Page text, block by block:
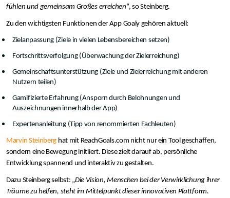
fühlen und gemeinsam Großes erreichen“, so Steinberg.
Zu den wichtigsten Funktionen der App Goaly gehören aktuell:
Zielanpassung (Ziele in vielen Lebensbereichen setzen)
Fortschrittsverfolgung (Überwachung der Zielerreichung)
Gemeinschaftsunterstützung (Ziele und Zielerreichung mit anderen
Nutzern teilen)
Gamifizierte Erfahrung (Ansporn durch Belohnungen und
Auszeichnungen innerhalb der App)
Expertenanleitung (Tipp von renommierten Fachleuten)
Marvin Steinberg hat mit ReachGoals.com nicht nur ein Tool geschaffen,
sondern eine Bewegung initiiert. Diese zielt darauf ab, persönliche
Entwicklung spannend und interaktiv zu gestalten.
Dazu Steinberg selbst: „Die Vision, Menschen bei der Verwirklichung ihrer
Träume zu helfen, steht im Mittelpunkt dieser innovativen Plattform.